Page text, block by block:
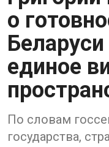
о
единое
По словам
государства,